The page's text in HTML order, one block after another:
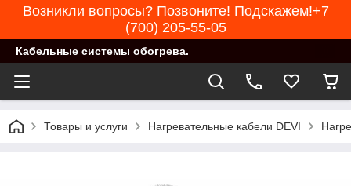
Возникли вопросы? Позвоните! Подскажем!+7
(700) 205-55-05
Кабельные системы обогрева.
Товары и услуги Нагревательные кабели DEVI